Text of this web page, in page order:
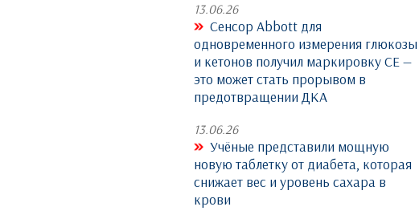
13.06.26
Сенсор Abbott для
одновременного измерения глюкозы
и кетонов получил маркировку CE —
это может стать прорывом в
предотвращении ДКА
13.06.26
Учёные представили мощную
новую таблетку от диабета, которая
снижает вес и уровень сахара в
крови